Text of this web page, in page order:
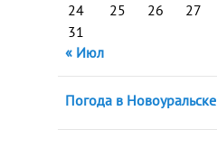
24
25 26 27
31
« Июл
Погода в Новоуральске